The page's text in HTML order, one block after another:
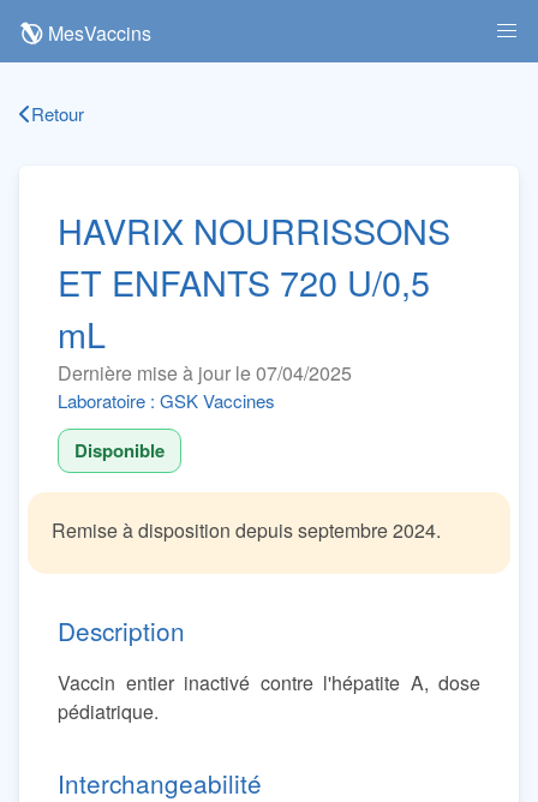
MesVaccins
Retour
HAVRIX NOURRISSONS
ET ENFANTS 720 U/0,5
mL
Dernière mise à jour le 07/04/2025
Laboratoire : GSK Vaccines
Disponible
Remise à disposition depuis septembre 2024.
Description
Vaccin entier inactivé contre l'hépatite A, dose
pédiatrique.
Interchangeabilité